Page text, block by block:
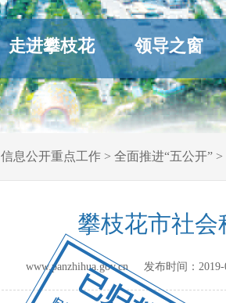
走进攀枝花 领导之窗
信息公开重点工作 > 全面推进“五公开” >
攀枝花市社会
www.panzhihua.gov.cn 发布时间：